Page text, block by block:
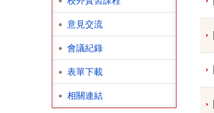
意見交流
會議紀錄
表單下載
相關連結